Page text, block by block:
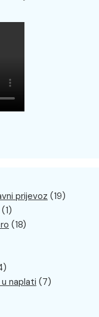
prijevoz (19)
(1)
(18)
naplati (7)